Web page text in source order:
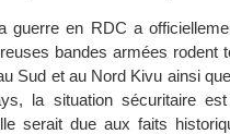
guerre en RDC a
bandes armées rodent
Sud et au Nord Kivu ainsi
la situation sécuritaire
serait due aux faits